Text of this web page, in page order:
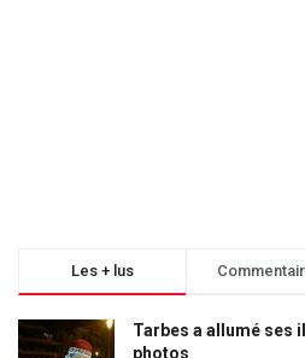
Les + lus
Tarbes a allumé ses
photos